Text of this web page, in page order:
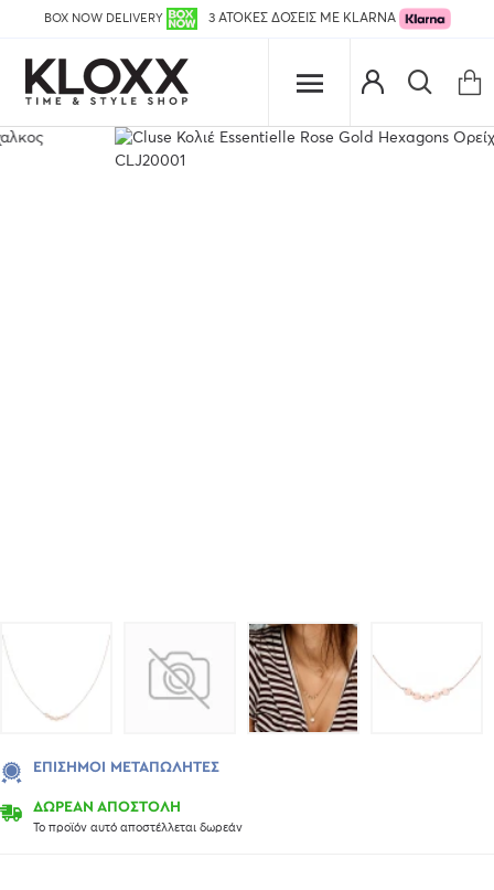
BOX NOW DELIVERY 3 ΑΤΟΚΕΣ ΔΟΣΕΙΣ ΜΕ KLARNA
ΔΩΡΕΑΝ ΑΠΟΣΤΟΛΗ
Το προϊόν αυτό αποστέλλεται δωρεάν
ΕΠΊΣΗΜΟΙ ΜΕΤΑΠΩΛΗΤΈΣ